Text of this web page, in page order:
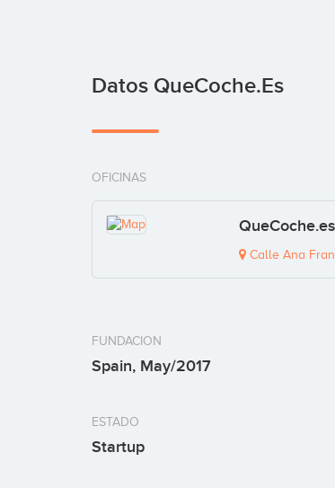
Datos QueCoche.es
OFICINAS
Calle Ana
FUNDACION
Spain, May/2017
ESTADO
Startup